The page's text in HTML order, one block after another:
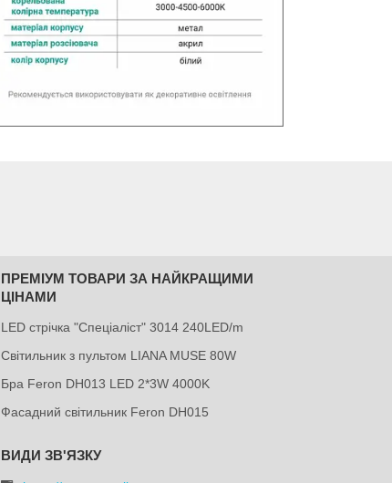
ПРЕМІУМ ТОВАРИ ЗА НАЙКРАЩИМИ
ЦІНАМИ
LED стрічка "Спеціаліст" 3014 240LED/m
Світильник з пультом LIANA MUSE 80W
Бра Feron DH013 LED 2*3W 4000K
Фасадний світильник Feron DH015